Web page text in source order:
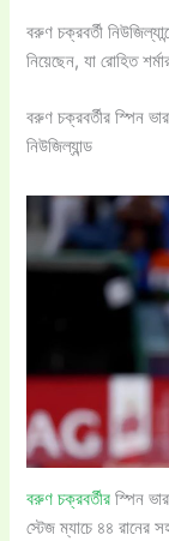
বরুণ চক্রবর্তী
নিয়েছেন, যা রোহিত
বরুণ চক্রবর্তীর স্পিন
নিউজিল্যান্ড
বরুণ চক্রবর্তীরস্পিন
স্টেজ ম্যাচে ৪৪ রানের